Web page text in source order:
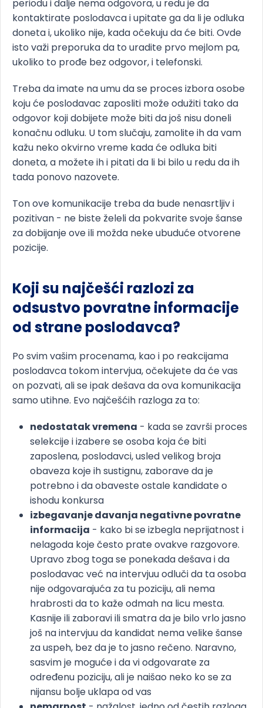
periodu i dalje nema odgovora, u redu je da
kontaktirate poslodavca i upitate ga da li je odluka
doneta i, ukoliko nije, kada očekuju da će biti. Ovde
isto važi preporuka da to uradite prvo mejlom pa,
ukoliko to prođe bez odgovor, i telefonski.
Treba da imate na umu da se proces izbora osobe
koju će poslodavac zaposliti može odužiti tako da
odgovor koji dobijete može biti da još nisu doneli
konačnu odluku. U tom slučaju, zamolite ih da vam
kažu neko okvirno vreme kada će odluka biti
doneta, a možete ih i pitati da li bi bilo u redu da ih
tada ponovo nazovete.
Ton ove komunikacije treba da bude nenasrtljiv i
pozitivan - ne biste želeli da pokvarite svoje šanse
za dobijanje ove ili možda neke ubuduće otvorene
pozicije.
Koji su najčešći razlozi za
odsustvo povratne informacije
od strane poslodavca?
Po svim vašim procenama, kao i po reakcijama
poslodavca tokom intervjua, očekujete da će vas
on pozvati, ali se ipak dešava da ova komunikacija
samo utihne. Evo najčešćih razloga za to:
nedostatak vremena - kada se završi proces
selekcije i izabere se osoba koja će biti
zaposlena, poslodavci, usled velikog broja
obaveza koje ih sustignu, zaborave da je
potrebno i da obaveste ostale kandidate o
ishodu konkursa
izbegavanje davanja negativne povratne
informacija - kako bi se izbegla neprijatnost i
nelagoda koje često prate ovakve razgovore.
Upravo zbog toga se ponekada dešava i da
poslodavac već na intervjuu odluči da ta osoba
nije odgovarajuća za tu poziciju, ali nema
hrabrosti da to kaže odmah na licu mesta.
Kasnije ili zaboravi ili smatra da je bilo vrlo jasno
još na intervjuu da kandidat nema velike šanse
za uspeh, bez da je to jasno rečeno. Naravno,
sasvim je moguće i da vi odgovarate za
određenu poziciju, ali je naišao neko ko se za
nijansu bolje uklapa od vas